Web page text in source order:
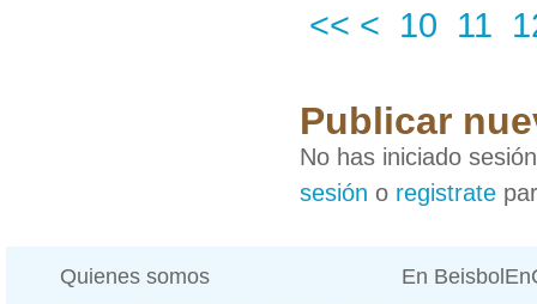
<< < 10 11
Publicar
No has iniciado
sesión o registrate
Quienes somos En